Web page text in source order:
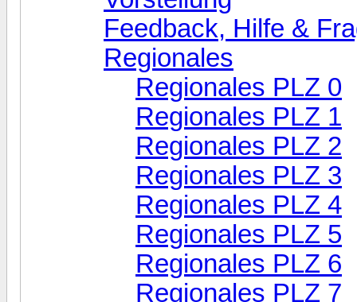
Feedback, Hilfe &
Regionales
Regionales PLZ 0
Regionales PLZ 1
Regionales PLZ 2
Regionales PLZ 3
Regionales PLZ 4
Regionales PLZ 5
Regionales PLZ 6
Regionales PLZ 7